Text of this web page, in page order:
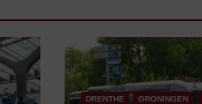
DRENTHE GRONINGEN